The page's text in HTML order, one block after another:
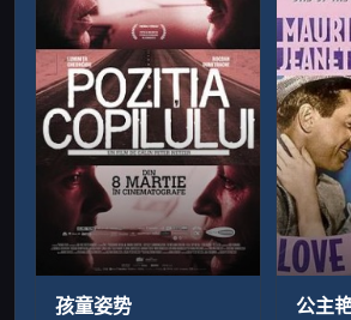
孩童姿势 公主